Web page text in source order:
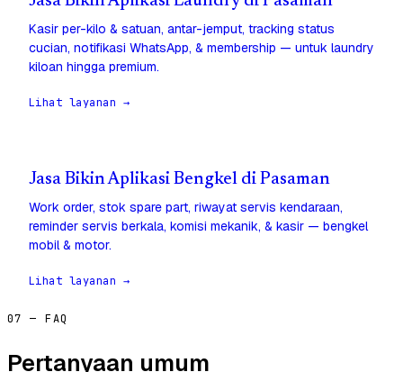
Kasir per-kilo & satuan, antar-jemput, tracking status
cucian, notifikasi WhatsApp, & membership — untuk laundry
kiloan hingga premium.
Lihat layanan →
Jasa Bikin Aplikasi Bengkel di Pasaman
Work order, stok spare part, riwayat servis kendaraan,
reminder servis berkala, komisi mekanik, & kasir — bengkel
mobil & motor.
Lihat layanan →
07 — FAQ
Pertanyaan umum